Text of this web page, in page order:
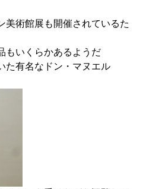
美術館展も開催されているた
もいくらかあるようだ
た有名なドン・マヌエル